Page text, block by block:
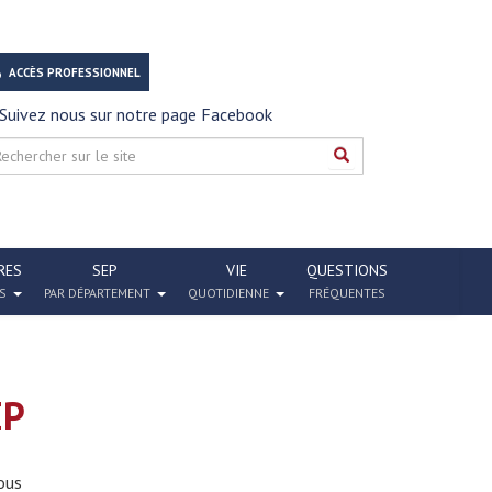
ACCÈS PROFESSIONNEL
nous sur notre page Facebook
SEP
PAR DÉPARTEMENT
VIE
QUOTIDIENNE
QUESTIONS
FRÉQUENTES